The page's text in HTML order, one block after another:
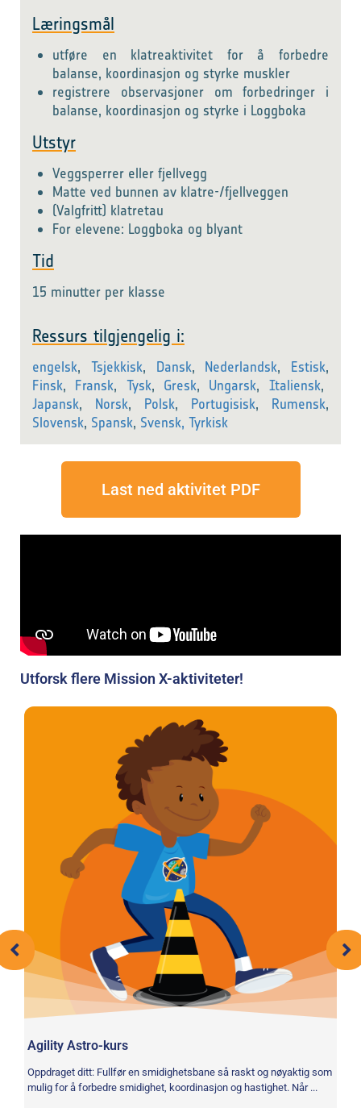
Læringsmål
utføre en klatreaktivitet for å forbedre
balanse, koordinasjon og styrke muskler
registrere observasjoner om forbedringer i
balanse, koordinasjon og styrke i Loggboka
Utstyr
Veggsperrer eller fjellvegg
Matte ved bunnen av klatre-/fjellveggen
(Valgfritt) klatretau
For elevene: Loggboka og blyant
Tid
15 minutter per klasse
Ressurs tilgjengelig i:
engelsk, Tsjekkisk, Dansk, Nederlandsk, Estisk,
Finsk, Fransk, Tysk, Gresk, Ungarsk, Italiensk,
Japansk, Norsk, Polsk, Portugisisk, Rumensk,
Slovensk, Spansk, Svensk, Tyrkisk
Last ned aktivitet PDF
Utforsk flere Mission X-aktiviteter!
Agility Astro-kurs
Oppdraget ditt: Fullfør en smidighetsbane så raskt og nøyaktig som
mulig for å forbedre smidighet, koordinasjon og hastighet. Når ...